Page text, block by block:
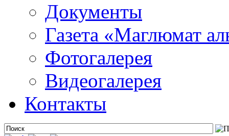
Документы
Газета «Маглюмат
Фотогалерея
Видеогалерея
Контакты